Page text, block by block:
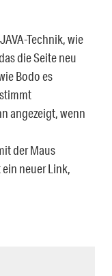
Technik, wie
die Seite neu
Bodo es
angezeigt, wenn
der Maus
neuer Link,